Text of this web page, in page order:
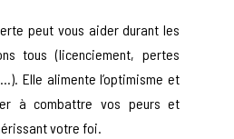
peut vous aider durant les
tous (licenciement, pertes
Elle alimente l’optimisme et
à combattre vos peurs et
votre foi.